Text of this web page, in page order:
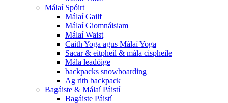
Málaí Spóirt
Málaí Gailf
Málaí Giomnáisiam
Málaí Waist
Caith Yoga agus Málaí Yoga
Sacar & eitpheil & mála cispheile
Mála leadóige
backpacks snowboarding
Ag rith backpack
Bagáiste & Málaí Páistí
Bagáiste Páistí